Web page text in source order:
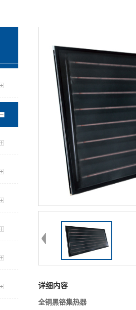
详细内容
全铜黑铬集热器